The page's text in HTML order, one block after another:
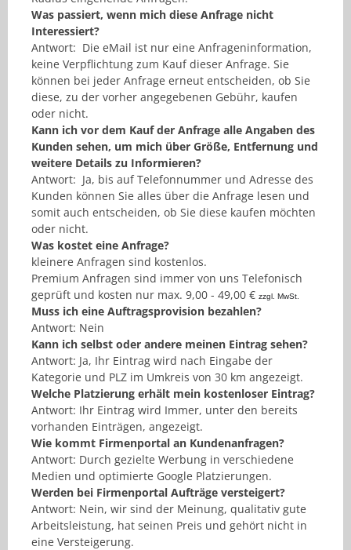
Was passiert, wenn mich diese Anfrage nicht
Interessiert?
Antwort: Die eMail ist nur eine Anfrageninformation,
keine Verpflichtung zum Kauf dieser Anfrage. Sie
können bei jeder Anfrage erneut entscheiden, ob Sie
diese, zu der vorher angegebenen Gebühr, kaufen
oder nicht.
Kann ich vor dem Kauf der Anfrage alle Angaben des
Kunden sehen, um mich über Größe, Entfernung und
weitere Details zu Informieren?
Antwort: Ja, bis auf Telefonnummer und Adresse des
Kunden können Sie alles über die Anfrage lesen und
somit auch entscheiden, ob Sie diese kaufen möchten
oder nicht.
Was kostet eine Anfrage?
kleinere Anfragen sind kostenlos.
Premium Anfragen sind immer von uns Telefonisch
geprüft und kosten nur max. 9,00 - 49,00 € zzgl. MwSt.
Muss ich eine Auftragsprovision bezahlen?
Antwort: Nein
Kann ich selbst oder andere meinen Eintrag sehen?
Antwort: Ja, Ihr Eintrag wird nach Eingabe der
Kategorie und PLZ im Umkreis von 30 km angezeigt.
Welche Platzierung erhält mein kostenloser Eintrag?
Antwort: Ihr Eintrag wird Immer, unter den bereits
vorhanden Einträgen, angezeigt.
Wie kommt Firmenportal an Kundenanfragen?
Antwort: Durch gezielte Werbung in verschiedene
Medien und optimierte Google Platzierungen.
Werden bei Firmenportal Aufträge versteigert?
Antwort: Nein, wir sind der Meinung, qualitativ gute
Arbeitsleistung, hat seinen Preis und gehört nicht in
eine Versteigerung.